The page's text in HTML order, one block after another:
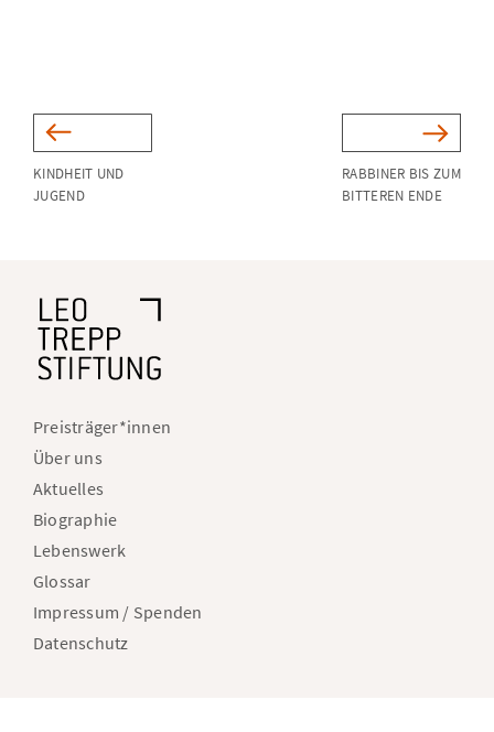
KINDHEIT UND
JUGEND
RABBINER BIS ZUM
BITTEREN ENDE
Fußnavigation
Preisträger*innen
Über uns
Aktuelles
Biographie
Lebenswerk
Glossar
Impressum / Spenden
Datenschutz